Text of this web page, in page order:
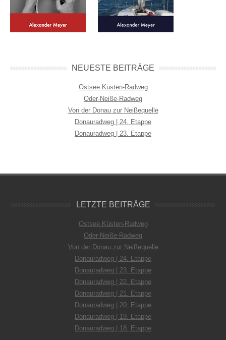
NEUESTE BEITRÄGE
Ostsee Küsten-Radweg
Oder-Neiße-Radweg
Von der Donau zur Neißequelle
Donauradweg | 24. Etappe
Donauradweg | 23. Etappe
LETZTE BEITRÄGE
Ostsee Küsten-Radweg
Oder-Neiße-Radweg
Von der Donau zur Neißequelle
Donauradweg | 24. Etappe
Donauradweg | 23. Etappe
Donauradweg | 22. Etappe
Donauradweg | 21. Etappe
Donauradweg | 20. Etappe
Donauradweg | 19. Etappe
Donauradweg | 18. Etappe